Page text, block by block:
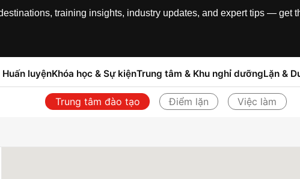
training insights, industry updates, and expert tips — get
luyệnKhóa học & Sự kiệnTrung tâm & Khu nghỉ dưỡngLặn &
Trung tâm đào tạo Điểm lặn Việc làm